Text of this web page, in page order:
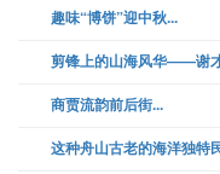
趣味“博饼”迎中秋...
剪锋上的山海风华——谢
商贾流韵前后街...
这种舟山古老的海洋独特